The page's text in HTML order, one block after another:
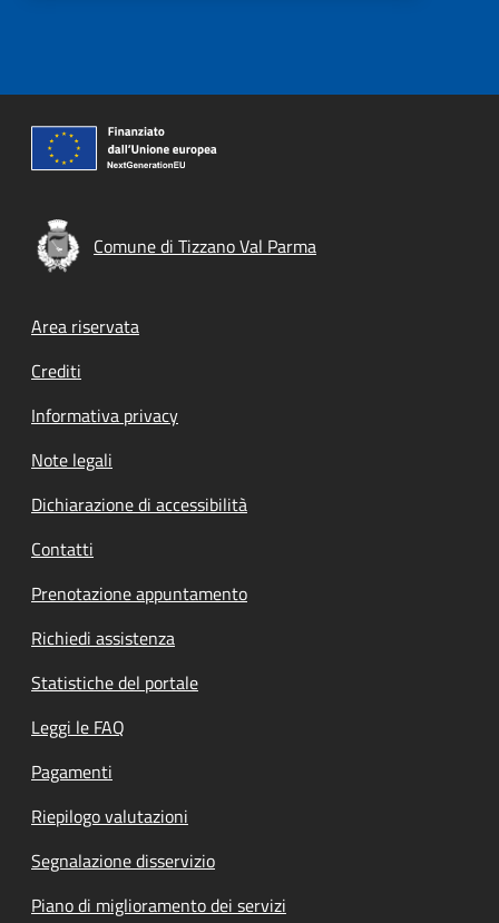
Comune di Tizzano Val Parma
Footer menu
Area riservata
Crediti
Informativa privacy
Note legali
Dichiarazione di accessibilità
Contatti
Prenotazione appuntamento
Richiedi assistenza
Statistiche del portale
Leggi le FAQ
Pagamenti
Riepilogo valutazioni
Segnalazione disservizio
Piano di miglioramento dei servizi